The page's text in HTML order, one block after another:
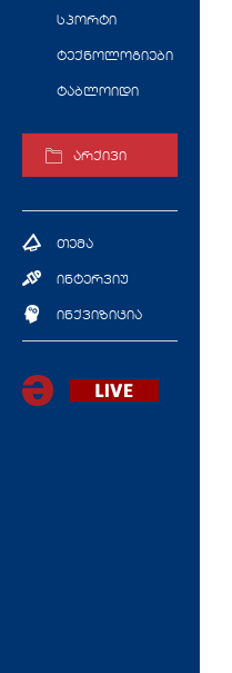
სპორტი
ტექნოლოგიები
ტაბლოიდი
არქივი
თემა
ინტერვიუ
ინქვიზიცია